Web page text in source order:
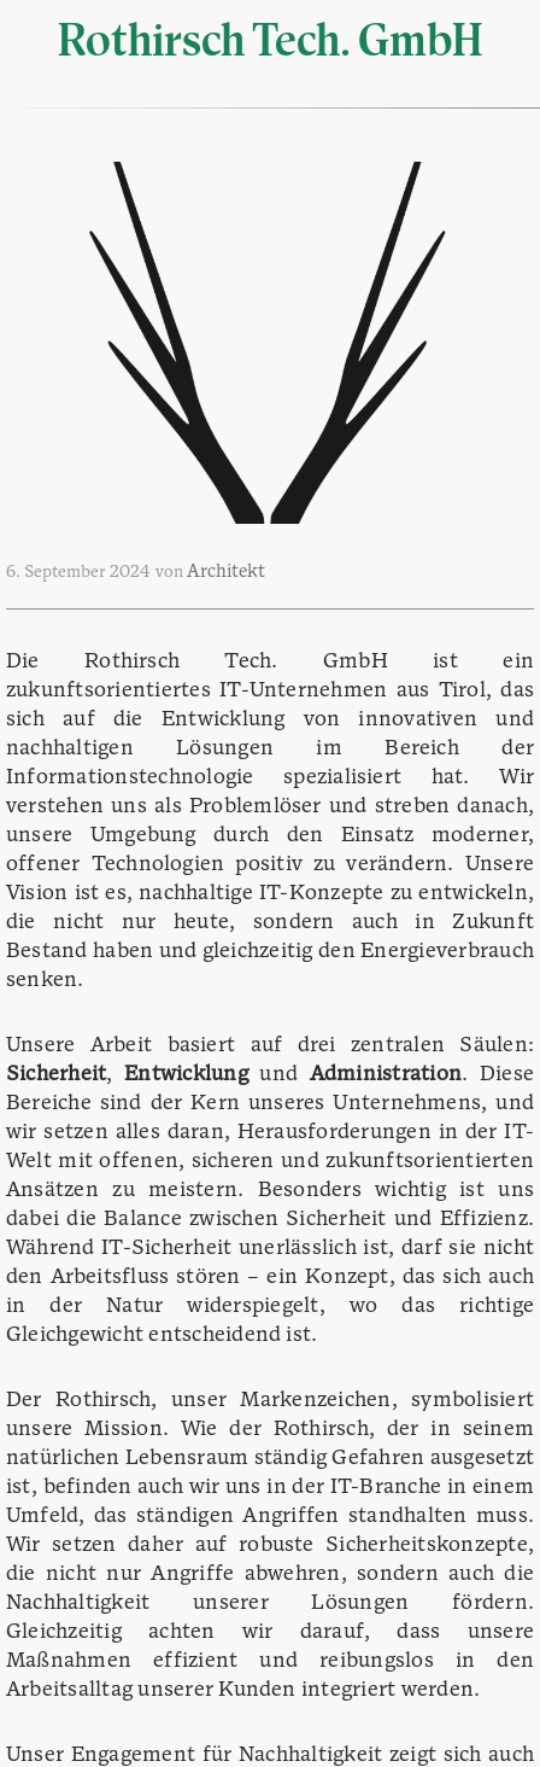
Rothirsch Tech. GmbH
6. September 2024 von Architekt
Die Rothirsch Tech. GmbH ist ein
zukunftsorientiertes IT-Unternehmen aus Tirol, das
sich auf die Entwicklung von innovativen und
nachhaltigen Lösungen im Bereich der
Informationstechnologie spezialisiert hat. Wir
verstehen uns als Problemlöser und streben danach,
unsere Umgebung durch den Einsatz moderner,
offener Technologien positiv zu verändern. Unsere
Vision ist es, nachhaltige IT-Konzepte zu entwickeln,
die nicht nur heute, sondern auch in Zukunft
Bestand haben und gleichzeitig den Energieverbrauch
senken.
Unsere Arbeit basiert auf drei zentralen Säulen:
Sicherheit,Entwicklungund Administration. Diese
Bereiche sind der Kern unseres Unternehmens, und
wir setzen alles daran, Herausforderungen in der IT-
Welt mit offenen, sicheren und zukunftsorientierten
Ansätzen zu meistern. Besonders wichtig ist uns
dabei die Balance zwischen Sicherheit und Effizienz.
Während IT-Sicherheit unerlässlich ist, darf sie nicht
den Arbeitsfluss stören – ein Konzept, das sich auch
in der Natur widerspiegelt, wo das richtige
Gleichgewicht entscheidend ist.
Der Rothirsch, unser Markenzeichen, symbolisiert
unsere Mission. Wie der Rothirsch, der in seinem
natürlichen Lebensraum ständig Gefahren ausgesetzt
ist, befinden auch wir uns in der IT-Branche in einem
Umfeld, das ständigen Angriffen standhalten muss.
Wir setzen daher auf robuste Sicherheitskonzepte,
die nicht nur Angriffe abwehren, sondern auch die
Nachhaltigkeit unserer Lösungen fördern.
Gleichzeitig achten wir darauf, dass unsere
Maßnahmen effizient und reibungslos in den
Arbeitsalltag unserer Kunden integriert werden.
Unser Engagement für Nachhaltigkeit zeigt sich auch